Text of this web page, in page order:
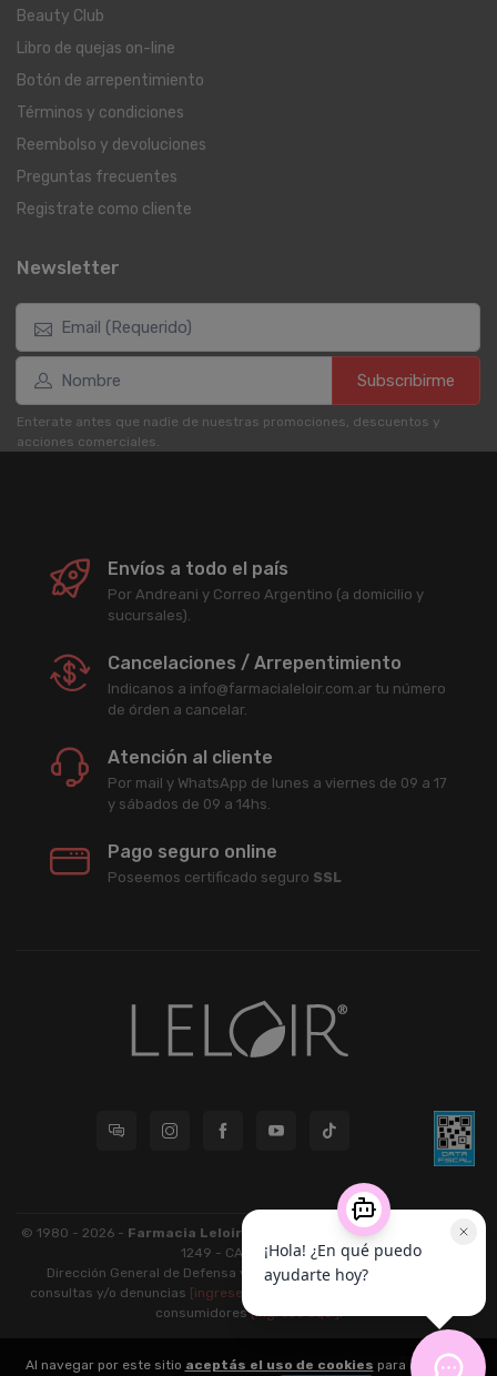
Beauty Club
Libro de quejas on-line
Botón de arrepentimiento
Términos y condiciones
Reembolso y devoluciones
Preguntas frecuentes
Registrate como cliente
Newsletter
Subscribirme
Enterate antes que nadie de nuestras promociones, descuentos y
acciones comerciales.
Envíos a todo el país
Por Andreani y Correo Argentino (a domicilio y
sucursales).
Cancelaciones / Arrepentimiento
Indicanos a info@farmacialeloir.com.ar tu número
de órden a cancelar.
Atención al cliente
Por mail y WhatsApp de lunes a viernes de 09 a 17
y sábados de 09 a 14hs.
Pago seguro online
Poseemos certificado seguro SSL
© 1980 - 2026 - Farmacia Leloir S.R.L.
| CUIT 33609220789 - Larrea
1249 - CABA - CP 1117
Dirección General de Defensa y Protección al Consumidor: Para
consultas y/o denuncias [ingrese aquí]
consumidores[ingrese aquí].
nubixstore®
Al navegar por este sitio aceptás el uso de cookies para agilizar tu